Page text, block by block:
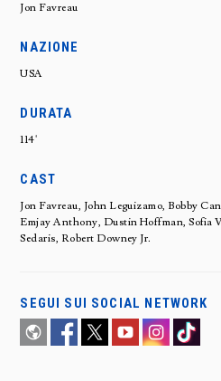
Jon Favreau
NAZIONE
USA
DURATA
114'
CAST
Jon Favreau, John Leguizamo, Bobby
Emjay Anthony, Dustin Hoffman, Sofia
Sedaris, Robert Downey Jr.
SEGUI SUI SOCIAL NETWORK